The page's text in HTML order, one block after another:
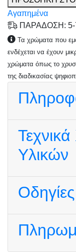
Αγαπημένα
ΠΑΡΑΔΟΣΗ:
Τα χρώματα που
ενδέχεται να έχουν
χρώματα όπως το
της διαδικασίας
Υλικών